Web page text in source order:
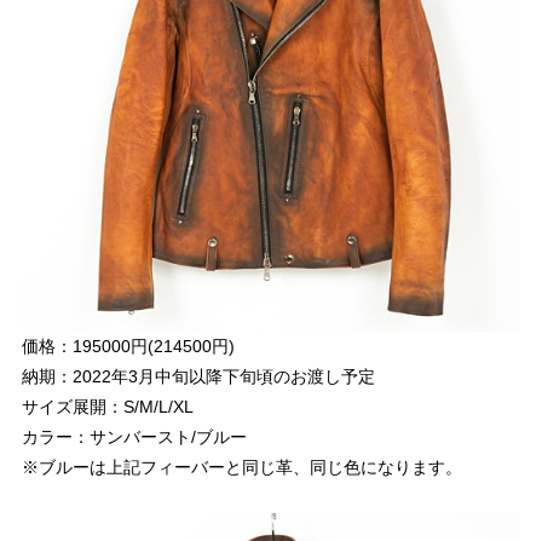
価格：195000円(214500円)
納期：2022年3月中旬以降下旬頃のお渡し予定
サイズ展開：S/M/L/XL
カラー：サンバースト/ブルー
※ブルーは上記フィーバーと同じ革、同じ色になります。